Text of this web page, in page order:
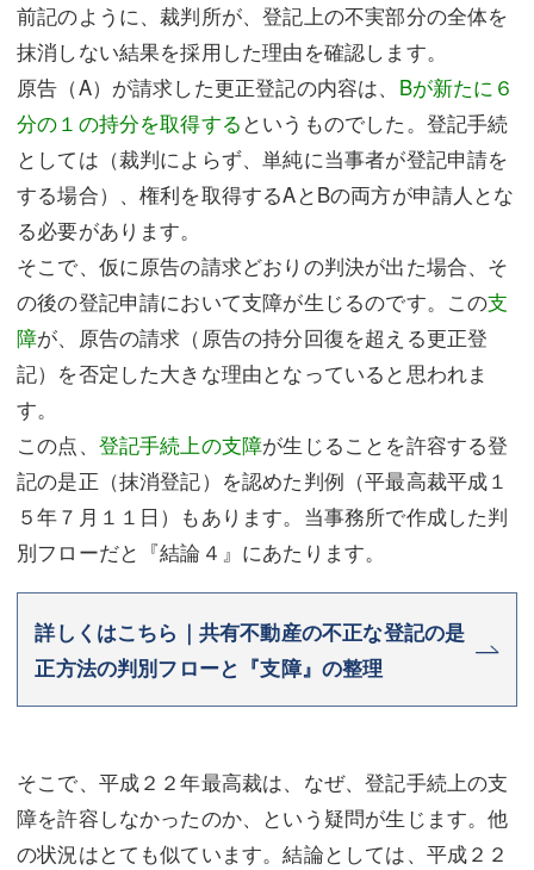
前記のように、裁判所が、登記上の不実部分の全体を
抹消しない結果を採用した理由を確認します。
原告（A）が請求した更正登記の内容は、 Bが新たに６
分の１の持分を取得する というものでした。登記手続
としては（裁判によらず、単純に当事者が登記申請を
する場合）、権利を取得するAとBの両方が申請人とな
る必要があります。
そこで、仮に原告の請求どおりの判決が出た場合、そ
の後の登記申請において支障が生じるのです。この支
障が、原告の請求（原告の持分回復を超える更正登
記）を否定した大きな理由となっていると思われま
す。
この点、 登記手続上の支障が生じることを許容する登
記の是正（抹消登記）を認めた判例（平最高裁平成１
５年７月１１日）もあります。当事務所で作成した判
別フローだと『結論４』にあたります。
詳しくはこちら｜共有不動産の不正な登記の是
正方法の判別フローと『支障』の整理
そこで、平成２２年最高裁は、なぜ、登記手続上の支
障を許容しなかったのか、という疑問が生じます。他
の状況はとても似ています。結論としては、平成２２